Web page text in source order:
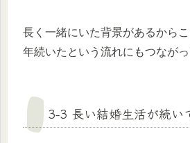
長く一緒にいた背景があるから
年続いたという流れにもつながっ
3-3 長い結婚生活が続い